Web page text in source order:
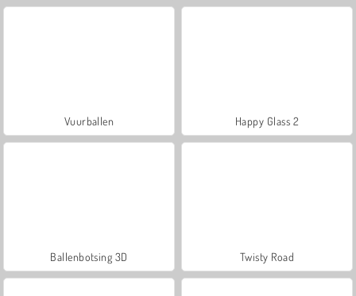
Vuurballen Happy Glass 2
Ballenbotsing 3D Twisty Road